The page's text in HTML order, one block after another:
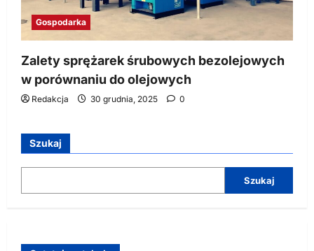
Gospodarka
Zalety sprężarek śrubowych bezolejowych
w porównaniu do olejowych
Redakcja 30 grudnia, 2025 0
Szukaj
Szukaj